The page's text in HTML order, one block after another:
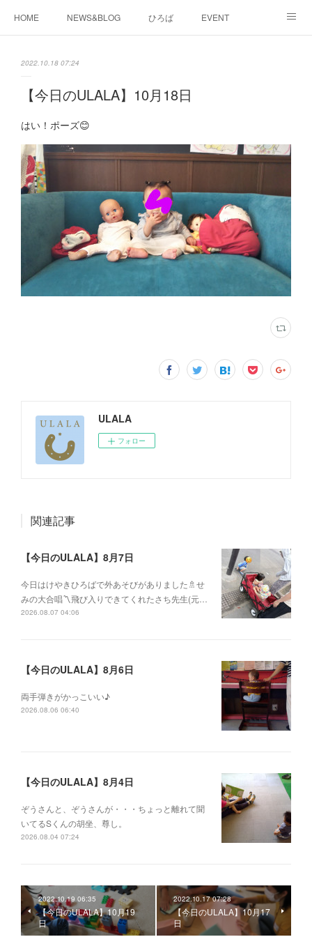
HOME NEWS&BLOG ひろば EVENT
2022.10.18 07:24
【今日のULALA】10月18日
はい！ポーズ😊
ULALA
フォロー
関連記事
【今日のULALA】8月7日
今日はけやきひろばで外あそびがありました🚿せ
みの大合唱〽飛び入りできてくれたさち先生(元…
2026.08.07 04:06
【今日のULALA】8月6日
両手弾きがかっこいい♪
2026.08.06 06:40
【今日のULALA】8月4日
ぞうさんと、ぞうさんが・・・ちょっと離れて聞
いてるSくんの胡坐、尊し。
2026.08.04 07:24
2022.10.19 06:35
【今日のULALA】10月19
日
2022.10.17 07:28
【今日のULALA】10月17
日